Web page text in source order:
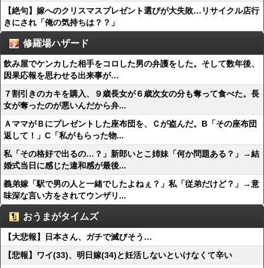
【絶句】嫁へのクリスマスプレゼント選びが大失敗…リサイクル店行
きにされ「俺の気持ちは？？」
修羅場ハザード
飲み屋でケンカした相手をコロした男の弁護をした。そして数年後、
因果応報を思わせる出来事が…
７割引きのカキを購入、９歳長女が６歳次女の分も奪って食べた。長
女が奪ったのが悪いんだから弁...
ＡママがＢにプレゼントした座布団を、Ｃが盗んだ。B「その座布団
返して！」C「私がもらった物...
私「その格好で出るの…？」新郎いとこ姉妹「何か問題ある？」→結
婚式当日に感じた違和感が最後...
義弟嫁「駅で男の人と一緒でしたよねぇ？」私「従弟だけど？」→意
味深な言い方をされてウンザリ...
おうまがタイムズ
【大悲報】日本さん、ガチで滅びそう…
【悲報】ワイ(33)、明日嫁(34)と妊活しないといけなくて辛い